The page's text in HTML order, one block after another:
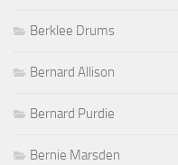
Berklee Drums
Bernard Allison
Bernard Purdie
Bernie Marsden